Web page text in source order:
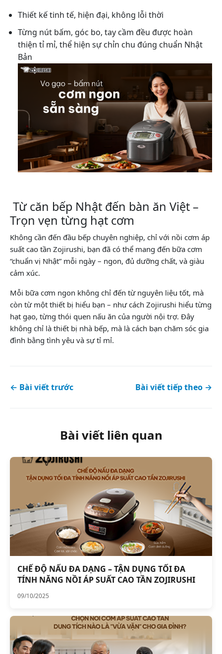
Thiết kế tinh tế, hiện đại, không lỗi thời
Từng nút bấm, góc bo, tay cầm đều được hoàn
thiện tỉ mỉ, thể hiện sự chỉn chu đúng chuẩn Nhật
Bản
Từ căn bếp Nhật đến bàn ăn Việt –
Trọn vẹn từng hạt cơm
Không cần đến đầu bếp chuyên nghiệp, chỉ với nồi cơm áp
suất cao tần Zojirushi, bạn đã có thể mang đến bữa cơm
“chuẩn vị Nhật” mỗi ngày – ngon, đủ dưỡng chất, và giàu
cảm xúc.
Mỗi bữa cơm ngon không chỉ đến từ nguyên liệu tốt, mà
còn từ một thiết bị hiểu bạn – như cách Zojirushi hiểu từng
hạt gạo, từng thói quen nấu ăn của người nội trợ. Đây
không chỉ là thiết bị nhà bếp, mà là cách bạn chăm sóc gia
đình bằng tình yêu và sự tỉ mỉ.
← Bài viết trước Bài viết tiếp theo →
Bài viết liên quan
CHẾ ĐỘ NẤU ĐA DẠNG – TẬN DỤNG TỐI ĐA
TÍNH NĂNG NỒI ÁP SUẤT CAO TẦN ZOJIRUSHI
09/10/2025